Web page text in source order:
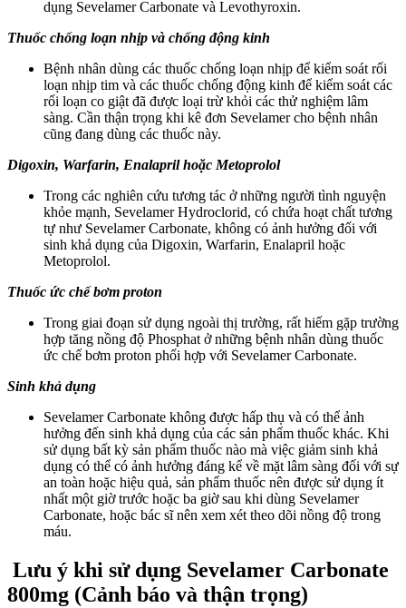
dụng Sevelamer Carbonate và Levothyroxin.
Thuốc chống loạn nhịp và chống động kinh
Bệnh nhân dùng các thuốc chống loạn nhịp để kiểm soát rối
loạn nhịp tim và các thuốc chống động kinh để kiểm soát các
rối loạn co giật đã được loại trừ khỏi các thử nghiệm lâm
sàng. Cần thận trọng khi kê đơn Sevelamer cho bệnh nhân
cũng đang dùng các thuốc này.
Digoxin, Warfarin, Enalapril hoặc Metoprolol
Trong các nghiên cứu tương tác ở những người tình nguyện
khỏe mạnh, Sevelamer Hydroclorid, có chứa hoạt chất tương
tự như Sevelamer Carbonate, không có ảnh hưởng đối với
sinh khả dụng của Digoxin, Warfarin, Enalapril hoặc
Metoprolol.
Thuốc ức chế bơm proton
Trong giai đoạn sử dụng ngoài thị trường, rất hiếm gặp trường
hợp tăng nồng độ Phosphat ở những bệnh nhân dùng thuốc
ức chế bơm proton phối hợp với Sevelamer Carbonate.
Sinh khả dụng
Sevelamer Carbonate không được hấp thụ và có thể ảnh
hưởng đến sinh khả dụng của các sản phẩm thuốc khác. Khi
sử dụng bất kỳ sản phẩm thuốc nào mà việc giảm sinh khả
dụng có thể có ảnh hưởng đáng kể về mặt lâm sàng đối với sự
an toàn hoặc hiệu quả, sản phẩm thuốc nên được sử dụng ít
nhất một giờ trước hoặc ba giờ sau khi dùng Sevelamer
Carbonate, hoặc bác sĩ nên xem xét theo dõi nồng độ trong
máu.
Lưu ý khi sử dụng Sevelamer Carbonate
800mg (Cảnh báo và thận trọng)